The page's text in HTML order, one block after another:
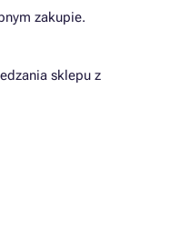
zakupie.
sklepu z